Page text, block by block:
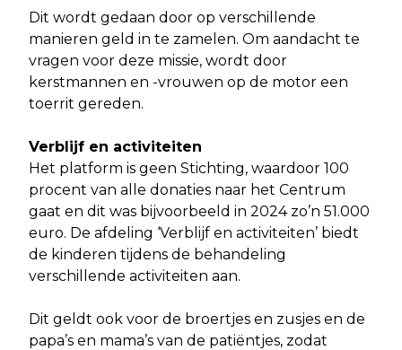
Dit wordt gedaan door op verschillende
manieren geld in te zamelen. Om aandacht te
vragen voor deze missie, wordt door
kerstmannen en -vrouwen op de motor een
toerrit gereden.
Verblijf en activiteiten
Het platform is geen Stichting, waardoor 100
procent van alle donaties naar het Centrum
gaat en dit was bijvoorbeeld in 2024 zo’n 51.000
euro. De afdeling ‘Verblijf en activiteiten’ biedt
de kinderen tijdens de behandeling
verschillende activiteiten aan.
Dit geldt ook voor de broertjes en zusjes en de
papa’s en mama’s van de patiëntjes, zodat